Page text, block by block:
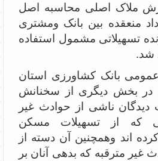
ملاک اصلی محاسبه اصل
منعقده بین بانک ومشتری
تسهیلاتی مشمول استفاده
شد.
بانک کشاورزی استان
در بخش دیگری از سخنانش
دیدگان ناشی از حوادث غیر
که از تسهیلات مسکن
اند وهمچنین آن دسته از
غیر مترقبه که بدهی آنان بر